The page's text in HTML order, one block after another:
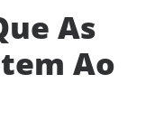
As
Ao